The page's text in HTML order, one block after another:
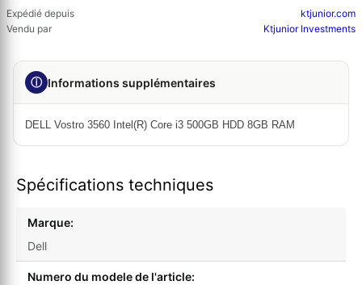
Expédié depuis
ktjunior.com
Vendu par
Ktjunior Investments
ⓘ Informations supplémentaires
DELL Vostro 3560 Intel(R) Core i3 500GB HDD 8GB RAM
Spécifications techniques
Marque:
Dell
Numero du modele de l'article: